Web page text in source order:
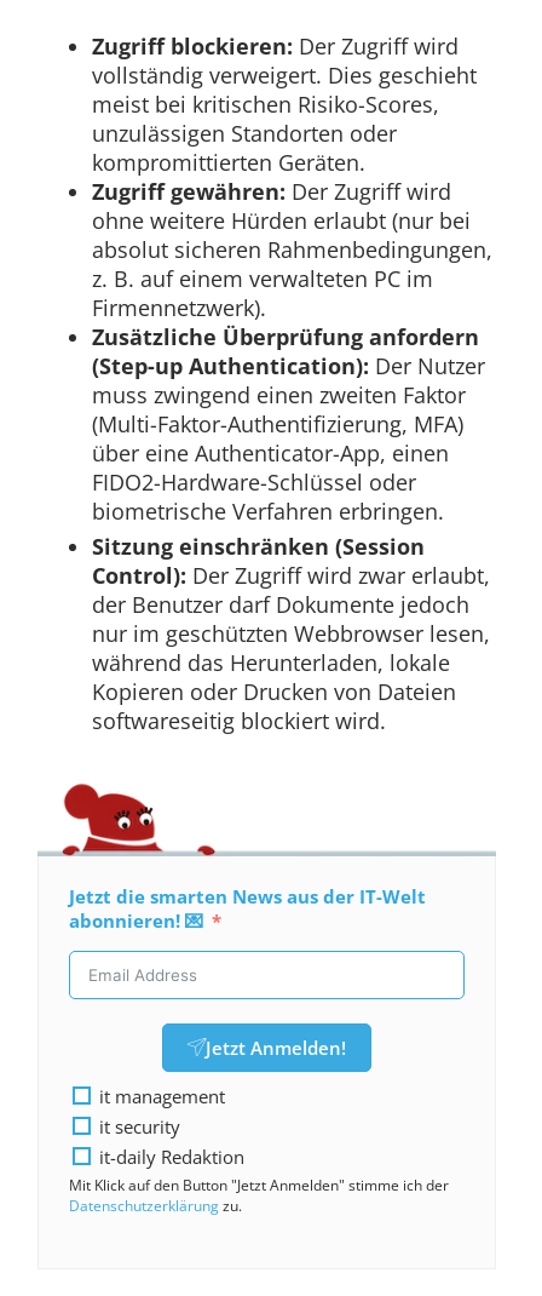
Zugriff blockieren: Der Zugriff wird
vollständig verweigert. Dies geschieht
meist bei kritischen Risiko-Scores,
unzulässigen Standorten oder
kompromittierten Geräten.
Zugriff gewähren: Der Zugriff wird
ohne weitere Hürden erlaubt (nur bei
absolut sicheren Rahmenbedingungen,
z. B. auf einem verwalteten PC im
Firmennetzwerk).
Zusätzliche Überprüfung anfordern
(Step-up Authentication): Der Nutzer
muss zwingend einen zweiten Faktor
(Multi-Faktor-Authentifizierung, MFA)
über eine Authenticator-App, einen
FIDO2-Hardware-Schlüssel oder
biometrische Verfahren erbringen.
Sitzung einschränken (Session
Control): Der Zugriff wird zwar erlaubt,
der Benutzer darf Dokumente jedoch
nur im geschützten Webbrowser lesen,
während das Herunterladen, lokale
Kopieren oder Drucken von Dateien
softwareseitig blockiert wird.
Jetzt die smarten News aus der IT-Welt
abonnieren! 💌
Jetzt Anmelden!
it management
it security
it-daily Redaktion
Mit Klick auf den Button "Jetzt Anmelden" stimme ich der
Datenschutzerklärungzu.